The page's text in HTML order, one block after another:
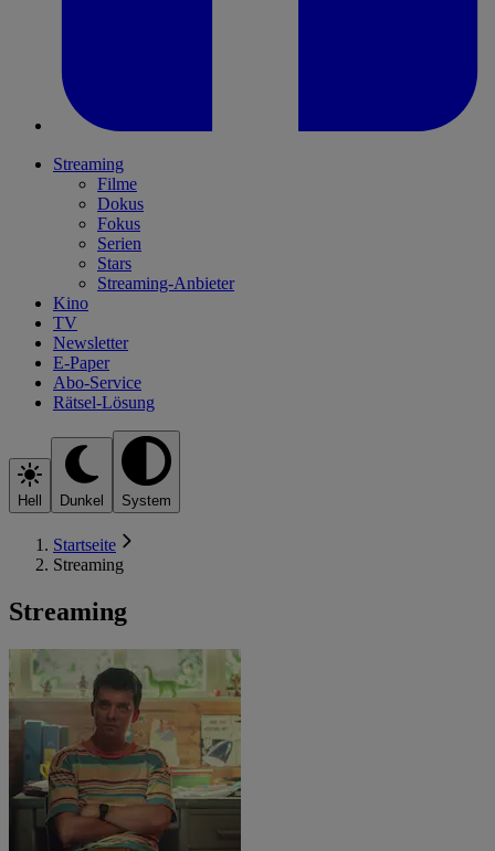
Streaming
Filme
Dokus
Fokus
Serien
Stars
Streaming-Anbieter
Kino
TV
Newsletter
E-Paper
Abo-Service
Rätsel-Lösung
Hell Dunkel System
Startseite
Streaming
Streaming